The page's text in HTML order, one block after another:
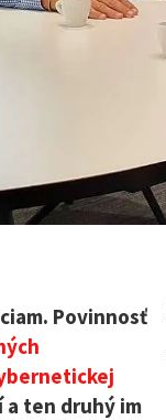
Povinnosť
a ten druhý im